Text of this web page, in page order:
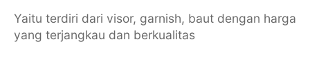
Yaitu terdiri dari visor, garnish, baut dengan harga
yang terjangkau dan berkualitas